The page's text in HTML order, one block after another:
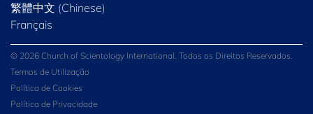
繁體中文 (Chinese)
Français
© 2026 Church of Scientology International. Todos os Direitos Reservados.
Termos de Utilização
Política de Cookies
Política de Privacidade